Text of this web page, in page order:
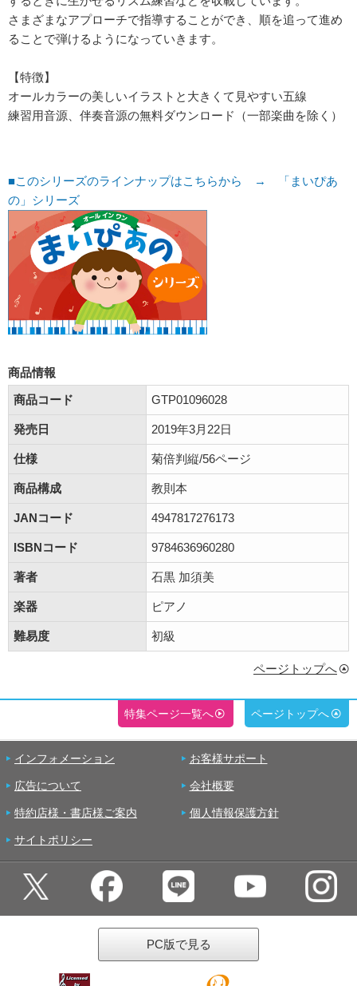
さまざまなアプローチで指導することができ、順を追って進め
ることで弾けるようになっていきます。
【特徴】
オールカラーの美しいイラストと大きくて見やすい五線
練習用音源、伴奏音源の無料ダウンロード（一部楽曲を除く）
■このシリーズのラインナップはこちらから → 「まいぴあ
の」シリーズ
商品情報
商品コード
GTP01096028
発売日 2019年3月22日
仕様 菊倍判縦/56ページ
商品構成 教則本
JANコード 4947817276173
ISBNコード 9784636960280
著者 石黒 加須美
楽器 ピアノ
難易度 初級
ページトップへ
特集ページ一覧へ ページトップへ
インフォメーション お客様サポート
広告について 会社概要
特約店様・書店様ご案内 個人情報保護方針
サイトポリシー
PC版で見る